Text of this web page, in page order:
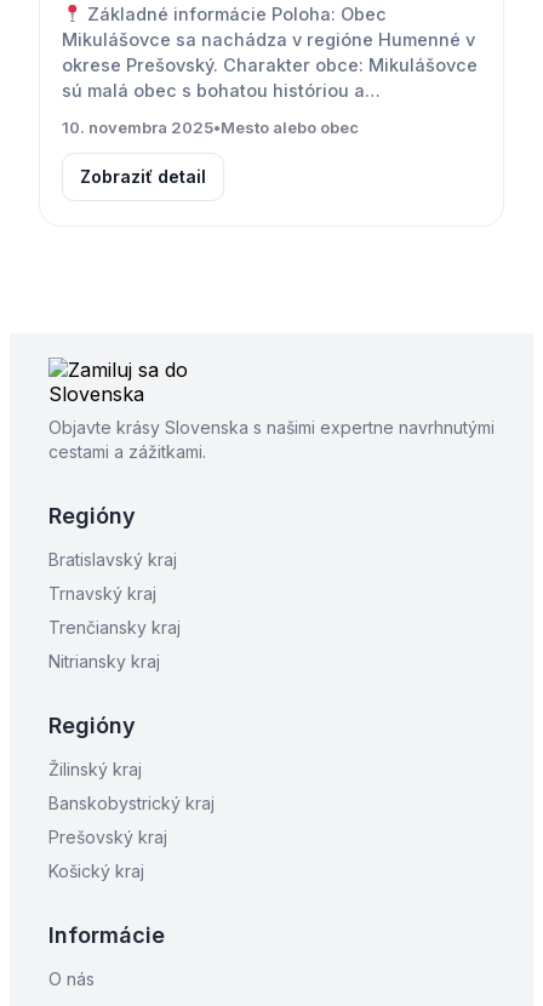
Základné informácie Poloha: Obec
Mikulášovce sa nachádza v regióne Humenné v
okrese Prešovský. Charakter obce: Mikulášovce
sú malá obec s bohatou históriou a…
10. novembra 2025•Mesto alebo obec
Zobraziť detail
Objavte krásy Slovenska s našimi expertne navrhnutými
cestami a zážitkami.
Regióny
Bratislavský kraj
Trnavský kraj
Trenčiansky kraj
Nitriansky kraj
Regióny
Žilinský kraj
Banskobystrický kraj
Prešovský kraj
Košický kraj
Informácie
O nás